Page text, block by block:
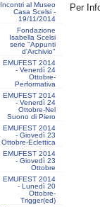
Incontri al Museo
Casa Scelsi -
19/11/2014
Fondazione
Isabella Scelsi
serie "Appunti
d'Archivio"
EMUFEST 2014
- Venerdì 24
Ottobre-
Performativa
EMUFEST 2014
- Venerdì 24
Ottobre-Nel
Suono di Piero
EMUFEST 2014
- Giovedì 23
Ottobre-Eclettica
EMUFEST 2014
- Giovedì 23
Ottobre
EMUFEST 2014
- Lunedì 20
Ottobre-
Trigger(ed)
Per